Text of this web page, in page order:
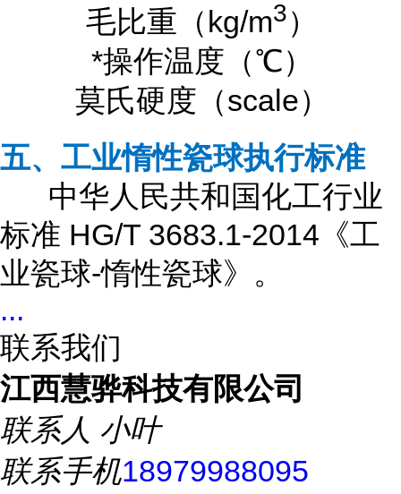
毛比重（kg/m3）
*操作温度（℃）
莫氏硬度（scale）
五、工业惰性瓷球执行标准
中华人民共和国化工行业
标准 HG/T 3683.1-2014《工
业瓷球-惰性瓷球》。
...
联系我们
江西慧骅科技有限公司
联系人 小叶
联系手机18979988095